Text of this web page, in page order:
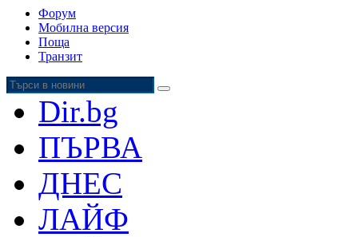
Форум
Мобилна версия
Поща
Транзит
Dir.bg
ПЪРВА
ДНЕС
ЛАЙФ